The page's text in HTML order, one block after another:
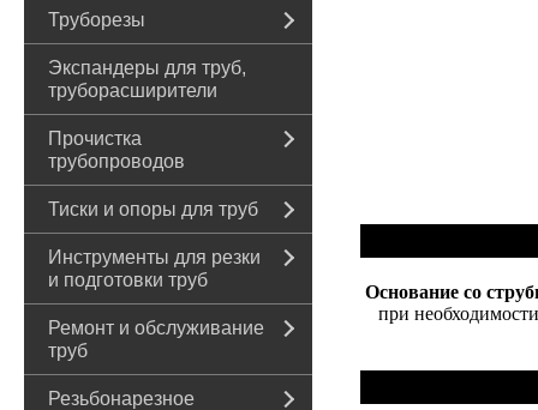
Труборезы
Экспандеры для труб,
труборасширители
Прочистка
трубопроводов
Тиски и опоры для труб
Инструменты для резки
и подготовки труб
Ремонт и обслуживание
труб
Резьбонарезное
Основание со
при